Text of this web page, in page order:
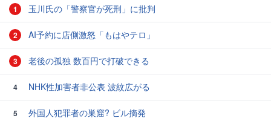
1 玉川氏の「警察官が死刑」に批判
2 AI予約に店側激怒「もはやテロ」
3 老後の孤独 数百円で打破できる
4 NHK性加害者非公表 波紋広がる
5
外国人犯罪者の巣窟? ビル摘発